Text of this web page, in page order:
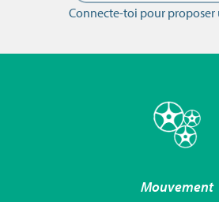
Connecte-toi pour proposer
Mouvement